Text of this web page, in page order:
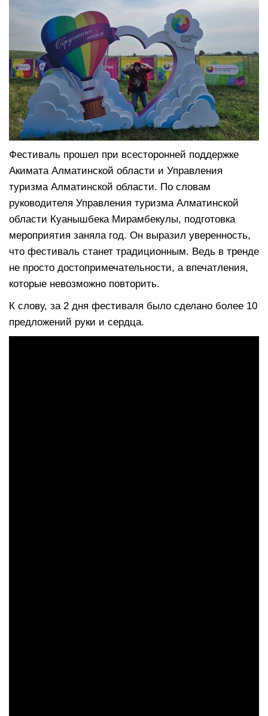
Фестиваль прошел при всесторонней поддержке
Акимата Алматинской области и Управления
туризма Алматинской области. По словам
руководителя Управления туризма Алматинской
области Куанышбека Мирамбекулы, подготовка
мероприятия заняла год. Он выразил уверенность,
что фестиваль станет традиционным. Ведь в тренде
не просто достопримечательности, а впечатления,
которые невозможно повторить.
К слову, за 2 дня фестиваля было сделано более 10
предложений руки и сердца.